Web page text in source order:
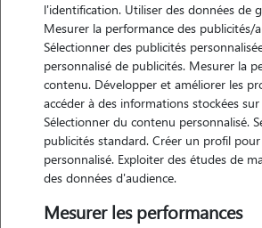
Motivation
bonjour à toutes et tous, j'ai l'envie de
des bêtes aux services des maîtres et
trop bien le stress que cela représente de
animal de compagnie et ne pas savoir où le
d'avoir suffisamment confiance à la
bonne personne pour vous !
l'identification. Utiliser des données de
Mesurer la performance des publicités/
Sélectionner des publicités
personnalisé de publicités. Mesurer la
contenu. Développer et améliorer les
accéder à des informations stockées
Sélectionner du contenu personnalisé.
publicités standard. Créer un profil
personnalisé. Exploiter des études de
des données d'audience.
Mesurer les performances